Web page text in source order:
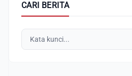
CARI BERITA